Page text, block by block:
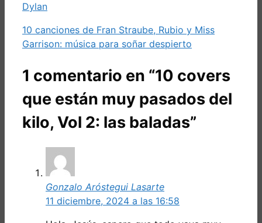
Dylan
10 canciones de Fran Straube, Rubio y Miss
Garrison: música para soñar despierto
1 comentario en “10 covers
que están muy pasados del
kilo, Vol 2: las baladas”
Gonzalo Aróstegui Lasarte
11 diciembre, 2024 a las 16:58